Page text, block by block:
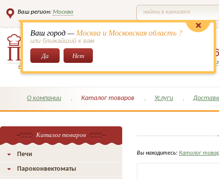
Ваш регион: Москва
Ваш город —Москва и Московская область ?
или ближайший к вам
Да Нет
найти в каталоге
Всё для кондитеров и поваров!
649-
Заказать обратный
О компании Каталог товаров Услуги
Вы находитесь: Католог
Каталог товаров
Печи
Пароконвектоматы